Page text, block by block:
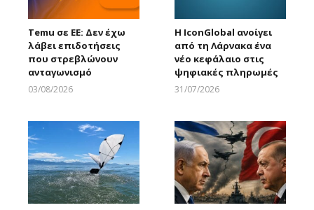
Temu σε ΕΕ: Δεν έχω
λάβει επιδοτήσεις
που στρεβλώνουν
ανταγωνισμό
03/08/2026
Η IconGlobal ανοίγει
από τη Λάρνακα ένα
νέο κεφάλαιο στις
ψηφιακές πληρωμές
31/07/2026